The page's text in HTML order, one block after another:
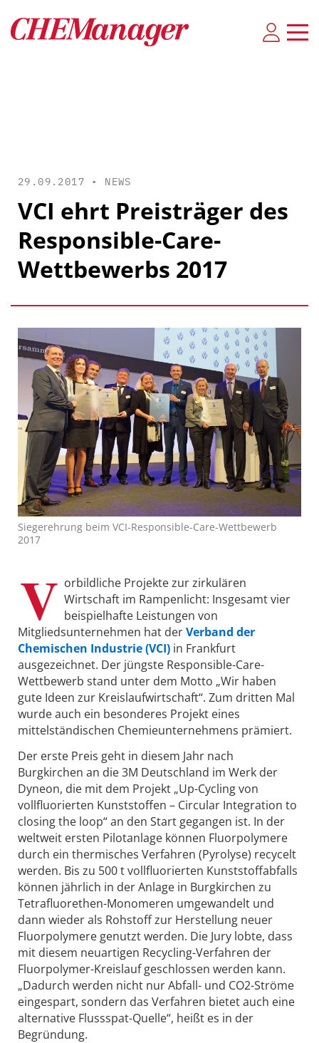
29.09.2017 • NEWS
VCI ehrt Preisträger des
Responsible-Care-
Wettbewerbs 2017
Siegerehrung beim VCI-Responsible-Care-Wettbewerb
2017
V orbildliche Projekte zur zirkulären
Wirtschaft im Rampenlicht: Insgesamt vier
beispielhafte Leistungen von
Mitgliedsunternehmen hat derVerband der
Chemischen Industrie (VCI) in Frankfurt
ausgezeichnet. Der jüngste Responsible-Care-
Wettbewerb stand unter dem Motto „Wir haben
gute Ideen zur Kreislaufwirtschaft“. Zum dritten Mal
wurde auch ein besonderes Projekt eines
mittelständischen Chemieunternehmens prämiert.
Der erste Preis geht in diesem Jahr nach
Burgkirchen an die 3M Deutschland im Werk der
Dyneon, die mit dem Projekt „Up-Cycling von
vollfluorierten Kunststoffen – Circular Integration to
closing the loop“ an den Start gegangen ist. In der
weltweit ersten Pilotanlage können Fluorpolymere
durch ein thermisches Verfahren (Pyrolyse) recycelt
werden. Bis zu 500 t vollfluorierten Kunststoffabfalls
können jährlich in der Anlage in Burgkirchen zu
Tetrafluorethen-Monomeren umgewandelt und
dann wieder als Rohstoff zur Herstellung neuer
Fluorpolymere genutzt werden. Die Jury lobte, dass
mit diesem neuartigen Recycling-Verfahren der
Fluorpolymer-Kreislauf geschlossen werden kann.
„Dadurch werden nicht nur Abfall- und CO2-Ströme
eingespart, sondern das Verfahren bietet auch eine
alternative Flussspat-Quelle“, heißt es in der
Begründung.